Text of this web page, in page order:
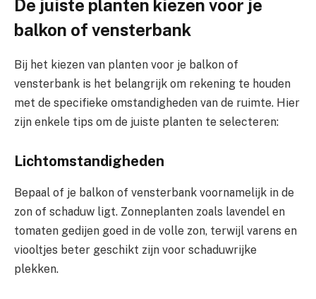
De juiste planten kiezen voor je
balkon of vensterbank
Bij het kiezen van planten voor je balkon of
vensterbank is het belangrijk om rekening te houden
met de specifieke omstandigheden van de ruimte. Hier
zijn enkele tips om de juiste planten te selecteren:
Lichtomstandigheden
Bepaal of je balkon of vensterbank voornamelijk in de
zon of schaduw ligt. Zonneplanten zoals lavendel en
tomaten gedijen goed in de volle zon, terwijl varens en
viooltjes beter geschikt zijn voor schaduwrijke
plekken.